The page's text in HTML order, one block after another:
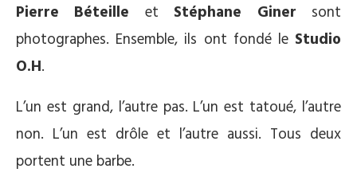
Pierre Béteille et Stéphane Giner sont
photographes. Ensemble, ils ont fondé le Studio
O.H.
L’un est grand, l’autre pas. L’un est tatoué, l’autre
non. L’un est drôle et l’autre aussi. Tous deux
portent une barbe.